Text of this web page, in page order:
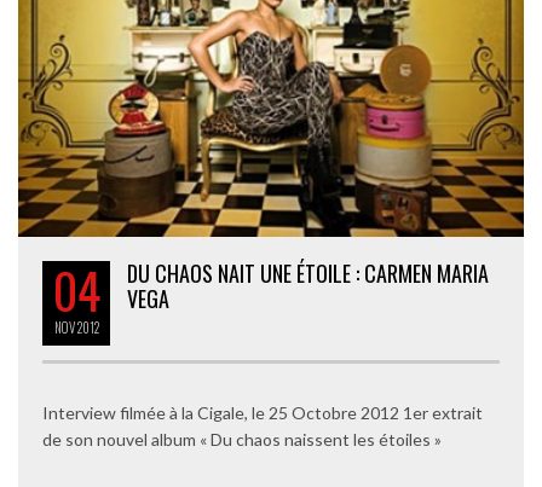
04
NOV2012
DU CHAOS NAIT UNE ÉTOILE : CARMEN MARIA
VEGA
Interview filmée à la Cigale, le 25 Octobre 2012 1er extrait
de son nouvel album « Du chaos naissent les étoiles »